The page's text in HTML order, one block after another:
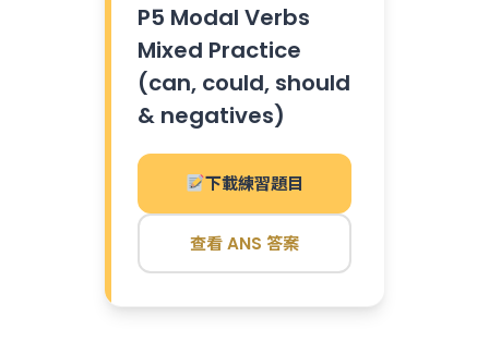
P5 Modal Verbs
Mixed Practice
(can, could, should
& negatives)
下載練習題目
查看 ANS 答案